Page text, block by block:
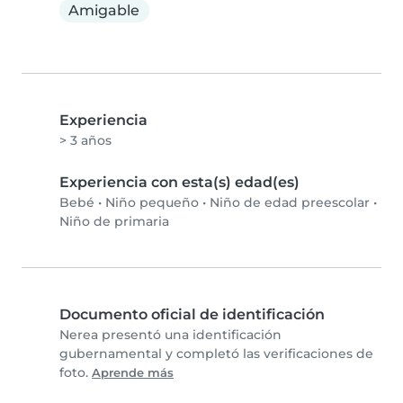
Amigable
Experiencia
> 3 años
Experiencia con esta(s) edad(es)
Bebé • Niño pequeño • Niño de edad preescolar •
Niño de primaria
Documento oficial de identificación
Nerea presentó una identificación
gubernamental y completó las verificaciones de
foto. Aprende más